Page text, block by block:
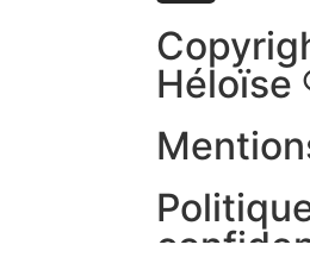
Héloïse